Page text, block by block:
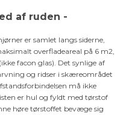
af ruden -
er samlet langs siderne,
overfladeareal på 6 m2,
facon glas). Det synlige af
og ridser i skæreområdet
må ikke
er hul og fyldt med tørstof
høre tørstoffet bevæge sig